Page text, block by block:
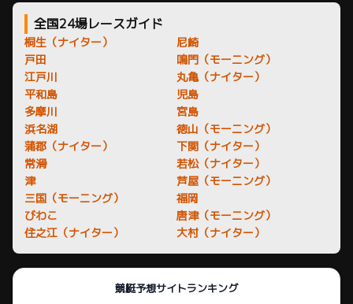
全国24場レースガイド
桐生（ナイター）
戸田
江戸川
平和島
多摩川
浜名湖
蒲郡（ナイター）
常滑
津
三国（モーニング）
びわこ
住之江（ナイター）
尼崎
鳴門（モーニング）
丸亀（ナイター）
児島
宮島
徳山（モーニング）
下関（ナイター）
若松（ナイター）
芦屋（モーニング）
福岡
唐津（モーニング）
大村（ナイター）
競艇予想サイトランキング